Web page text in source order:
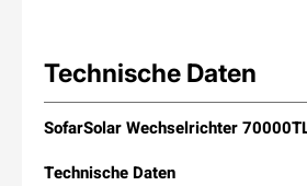
Technische Daten
SofarSolar Wechselrichter
Technische Daten